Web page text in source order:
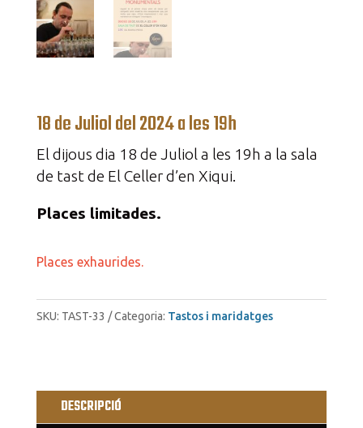
18 de Juliol del 2024 a les 19h
El dijous dia 18 de Juliol a les 19h a la sala
de tast de El Celler d’en Xiqui.
Places limitades.
Places exhaurides.
SKU: TAST-33 Categoria: Tastos i maridatges
DESCRIPCIÓ